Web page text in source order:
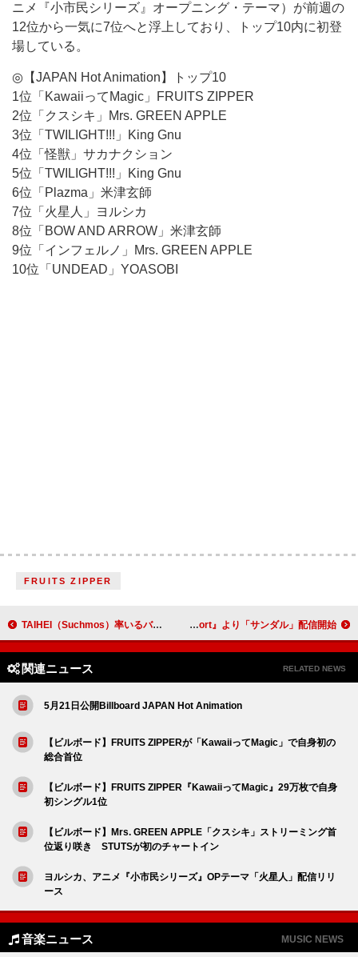
ニメ『小市民シリーズ』オープニング・テーマ）が前週の
12位から一気に7位へと浮上しており、トップ10内に初登
場している。
◎【JAPAN Hot Animation】トップ10
1位「KawaiiってMagic」FRUITS ZIPPER
2位「クスシキ」Mrs. GREEN APPLE
3位「TWILIGHT!!!」King Gnu
4位「怪獣」サカナクション
5位「TWILIGHT!!!」King Gnu
6位「Plazma」米津玄師
7位「火星人」ヨルシカ
8位「BOW AND ARROW」米津玄師
9位「インフェルノ」Mrs. GREEN APPLE
10位「UNDEAD」YOASOBI
FRUITS ZIPPER
TAIHEI（Suchmos）率いるバンド“賽”、【“Budding” TOUR 2024】からライブ音源2曲を配信 鹿児島を拠点とするバンド“花想い”、1stアルバム『The Port』より「サンダル」配信開始
関連ニュース RELATED NEWS
5月21日公開Billboard JAPAN Hot Animation
【ビルボード】FRUITS ZIPPERが「KawaiiってMagic」で自身初の
総合首位
【ビルボード】FRUITS ZIPPER『KawaiiってMagic』29万枚で自身
初シングル1位
【ビルボード】Mrs. GREEN APPLE「クスシキ」ストリーミング首
位返り咲き STUTSが初のチャートイン
ヨルシカ、アニメ『小市民シリーズ』OPテーマ「火星人」配信リリ
ース
音楽ニュース MUSIC NEWS